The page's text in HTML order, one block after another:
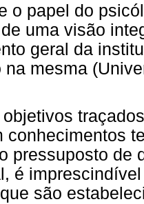
o papel do
uma visão
geral da
na mesma
conhecimentos
pressuposto de
é
são